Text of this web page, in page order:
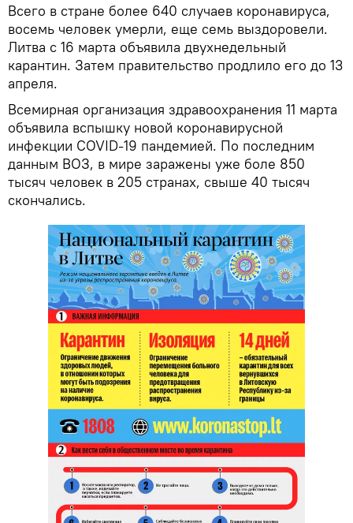
Всего в стране более 640 случаев коронавируса,
восемь человек умерли, еще семь выздоровели.
Литва с 16 марта объявила двухнедельный
карантин. Затем правительство продлило его до 13
апреля.
Всемирная организация здравоохранения 11 марта
объявила вспышку новой коронавирусной
инфекции COVID-19 пандемией. По последним
данным ВОЗ, в мире заражены уже боле 850
тысяч человек в 205 странах, свыше 40 тысяч
скончались.